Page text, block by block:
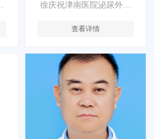
徐庆祝津南医院泌尿外科
医学硕士。擅长泌尿系结
创治疗，累计手术2000余
例，同时对于各种泌尿外
科疾病，尤其是泌尿系肿
瘤
查看详情